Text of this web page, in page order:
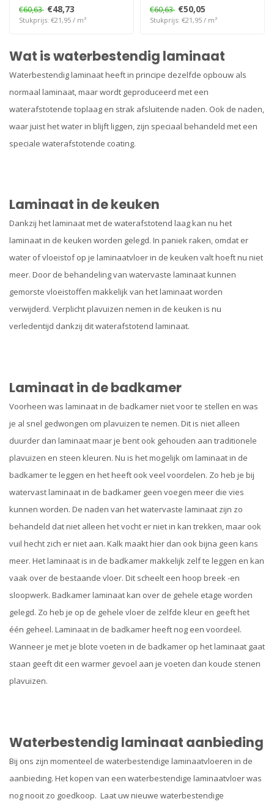
€60,63 €48,73
Stukprijs: €21,95 / m²
€60,63 €50,05
Stukprijs: €21,95 / m²
Wat is waterbestendig laminaat
Waterbestendig laminaat heeft in principe dezelfde opbouw als
normaal laminaat, maar wordt geproduceerd met een
waterafstotende toplaag en strak afsluitende naden. Ook de naden,
waar juist het water in blijft liggen, zijn speciaal behandeld met een
speciale waterafstotende coating.
Laminaat in de keuken
Dankzij het laminaat met de waterafstotend laag kan nu het
laminaat in de keuken worden gelegd. In paniek raken, omdat er
water of vloeistof op je laminaatvloer in de keuken valt hoeft nu niet
meer. Door de behandeling van watervaste laminaat kunnen
gemorste vloeistoffen makkelijk van het laminaat worden
verwijderd. Verplicht plavuizen nemen in de keuken is nu
verledentijd dankzij dit waterafstotend laminaat.
Laminaat in de badkamer
Voorheen was laminaat in de badkamer niet voor te stellen en was
je al snel gedwongen om plavuizen te nemen. Dit is niet alleen
duurder dan laminaat maar je bent ook gehouden aan traditionele
plavuizen en steen kleuren. Nu is het mogelijk om laminaat in de
badkamer te leggen en het heeft ook veel voordelen. Zo heb je bij
watervast laminaat in de badkamer geen voegen meer die vies
kunnen worden. De naden van het watervaste laminaat zijn zo
behandeld dat niet alleen het vocht er niet in kan trekken, maar ook
vuil hecht zich er niet aan. Kalk maakt hier dan ook bijna geen kans
meer. Het laminaat is in de badkamer makkelijk zelf te leggen en kan
vaak over de bestaande vloer. Dit scheelt een hoop breek -en
sloopwerk. Badkamer laminaat kan over de gehele etage worden
gelegd. Zo heb je op de gehele vloer de zelfde kleur en geeft het
één geheel. Laminaat in de badkamer heeft nog een voordeel.
Wanneer je met je blote voeten in de badkamer op het laminaat gaat
staan geeft dit een warmer gevoel aan je voeten dan koude stenen
plavuizen.
Waterbestendig laminaat aanbieding
Bij ons zijn momenteel de waterbestendige laminaatvloeren in de
aanbieding. Het kopen van een waterbestendige laminaatvloer was
nog nooit zo goedkoop. Laat uw nieuwe waterbestendige